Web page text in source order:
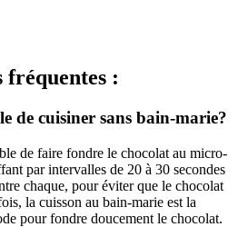
fréquentes :
de cuisiner sans bain-marie?
de faire fondre le chocolat au micro-
par intervalles de 20 à 30 secondes
chaque, pour éviter que le chocolat
la cuisson au bain-marie est la
pour fondre doucement le chocolat.